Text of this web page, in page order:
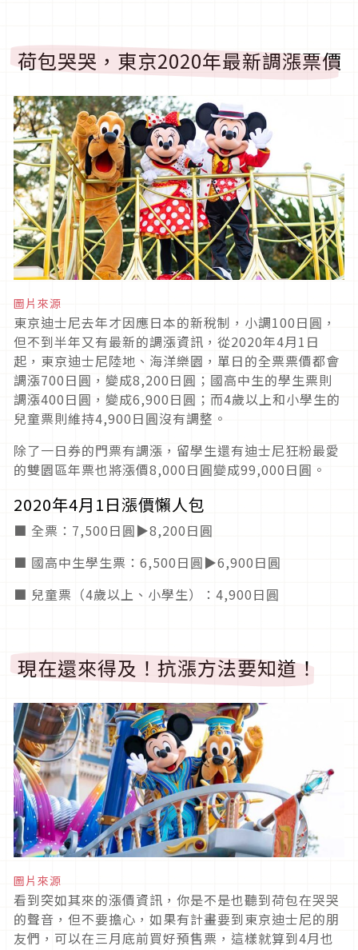
荷包哭哭，東京2020年最新調漲票價
圖片來源
東京迪士尼去年才因應日本的新稅制，小調100日圓，
但不到半年又有最新的調漲資訊，從2020年4月1日
起，東京迪士尼陸地、海洋樂園，單日的全票票價都會
調漲700日圓，變成8,200日圓；國高中生的學生票則
調漲400日圓，變成6,900日圓；而4歲以上和小學生的
兒童票則維持4,900日圓沒有調整。
除了一日券的門票有調漲，留學生還有迪士尼狂粉最愛
的雙園區年票也將漲價8,000日圓變成99,000日圓。
2020年4月1日漲價懶人包
■ 全票：7,500日圓▶8,200日圓
■ 國高中生學生票：6,500日圓▶6,900日圓
■ 兒童票（4歲以上、小學生）：4,900日圓
現在還來得及！抗漲方法要知道！
圖片來源
看到突如其來的漲價資訊，你是不是也聽到荷包在哭哭
的聲音，但不要擔心，如果有計畫要到東京迪士尼的朋
友們，可以在三月底前買好預售票，這樣就算到4月也